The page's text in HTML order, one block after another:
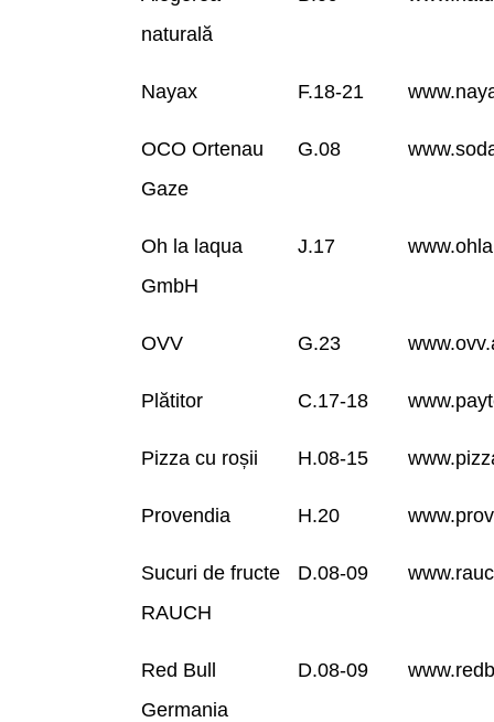
naturală
Nayax F.18-21
OCO Ortenau
Gaze
G.08
Oh la laqua
GmbH
J.17
OVV G.23
Plătitor C.17-18
Pizza cu roșii H.08-15
Provendia H.20
Sucuri de fructe
RAUCH
D.08-09
Red Bull
Germania
D.08-09